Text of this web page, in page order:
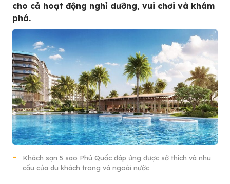
cho cả hoạt động nghỉ dưỡng, vui chơi và khám
phá.
Khách sạn 5 sao Phú Quốc đáp ứng được sở thích và nhu
cầu của du khách trong và ngoài nước